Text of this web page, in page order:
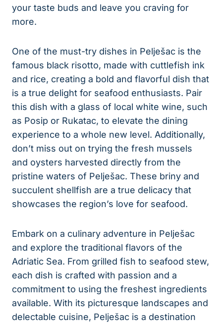
your taste buds and leave⁣ you craving ‍for
more.
One of the must-try dishes‍ in Pelješac is the
famous​ black risotto, made with cuttlefish ink
and rice, ​creating a bold ⁤and flavorful ⁤dish that‍
is a true delight for seafood enthusiasts. ⁤Pair
this dish ⁢with a glass of local white wine, such
⁣as ⁢Posip or Rukatac, to elevate the⁤ dining
experience to a whole new level. Additionally,
don’t miss out on trying the fresh ​mussels
and oysters harvested directly from the
pristine waters of ‍Pelješac. These briny and
succulent shellfish are⁣ a true delicacy⁣ that
showcases the region’s love for seafood.
Embark‍ on a culinary adventure in Pelješac⁣
and explore the traditional flavors ⁣of the
Adriatic Sea. From grilled fish to seafood⁣ stew,
‌each ‍dish is crafted​ with passion and a
commitment to using the freshest ingredients
available. ⁣With ⁢its picturesque landscapes and
‍delectable cuisine, Pelješac​ is a destination